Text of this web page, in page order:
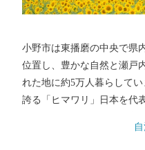
小野市は東播磨の中央で県
位置し、豊かな自然と瀬戸
れた地に約5万人暮らしています。 夏には
誇る「ヒマワリ」日本を代
市には皆さまにお伝えした